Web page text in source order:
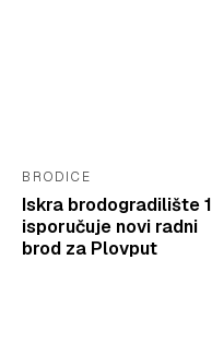
BRODICE
Iskra brodogradilište 1
isporučuje novi radni
brod za Plovput